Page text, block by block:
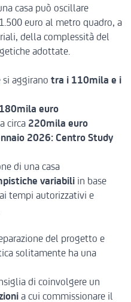
casa può oscillare
euro al metro quadro, a
della complessità del
adottate.
aggirano tra i 110mila e i
180mila euro
circa 220mila euro
2026: Centro Study
di una casa
variabili in base
tempi autorizzativi e
del progetto e
solitamente ha una
di coinvolgere un
a cui commissionare il